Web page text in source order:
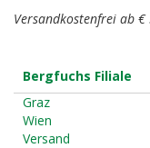
Versandkostenfrei ab €
Bergfuchs Filiale
Graz
Wien
Versand